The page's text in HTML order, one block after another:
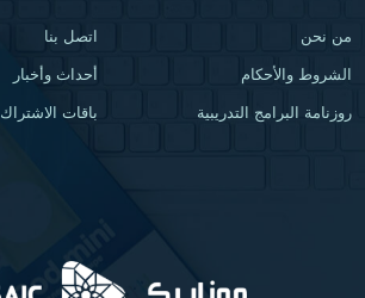
من نحن اتصل بنا
الشروط والأحكام أحداث وأخبار
روزنامة البرامج التدريبية باقات الاشتراك